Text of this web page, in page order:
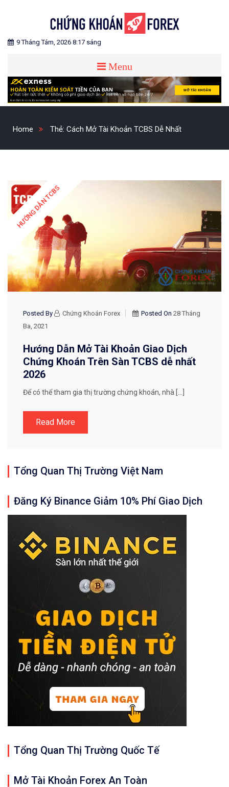
CHỨNG KHOÁN FOREX
Blog chia sẻ về Chứng Khoán và Forex
9 Tháng Tám, 2026 8:17 sáng
Menu
Home Thẻ: Cách Mở Tài Khoản TCBS Dễ Nhất
HƯỚNG DẪN TCBS
Posted By Chứng Khoán Forex Posted On 28 Tháng
Ba, 2021
Hướng Dẫn Mở Tài Khoản Giao Dịch
Chứng Khoán Trên Sàn TCBS dễ nhất
2026
Để có thể tham gia thị trường chứng khoán, nhà […]
Read More
Tổng Quan Thị Trường Việt Nam
Đăng Ký Binance Giảm 10% Phí Giao Dịch
Tổng Quan Thị Trường Quốc Tế
Mở Tài Khoản Forex An Toàn